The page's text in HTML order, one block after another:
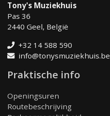
Tony's Muziekhuis
Pas 36
2440 Geel, België
+32 14 588 590
info@tonysmuziekhuis.be
Praktische info
Openingsuren
Routebeschrijving